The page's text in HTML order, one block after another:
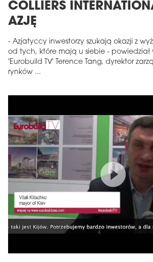
COLLIERS
AZJĘ
- Azjatyccy inwestorzy szukają okazji z
od tych, które mają u siebie - powiedział
'Eurobuild TV' Terence Tang, dyrektor
rynków ...